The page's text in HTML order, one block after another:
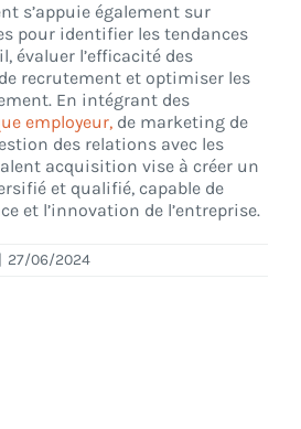
s’appuie également sur
pour identifier les tendances
évaluer l’efficacité des
recrutement et optimiser les
En intégrant des
employeur, de marketing de
des relations avec les
acquisition vise à créer un
et qualifié, capable de
et l’innovation de l’entreprise.
| 27/06/2024